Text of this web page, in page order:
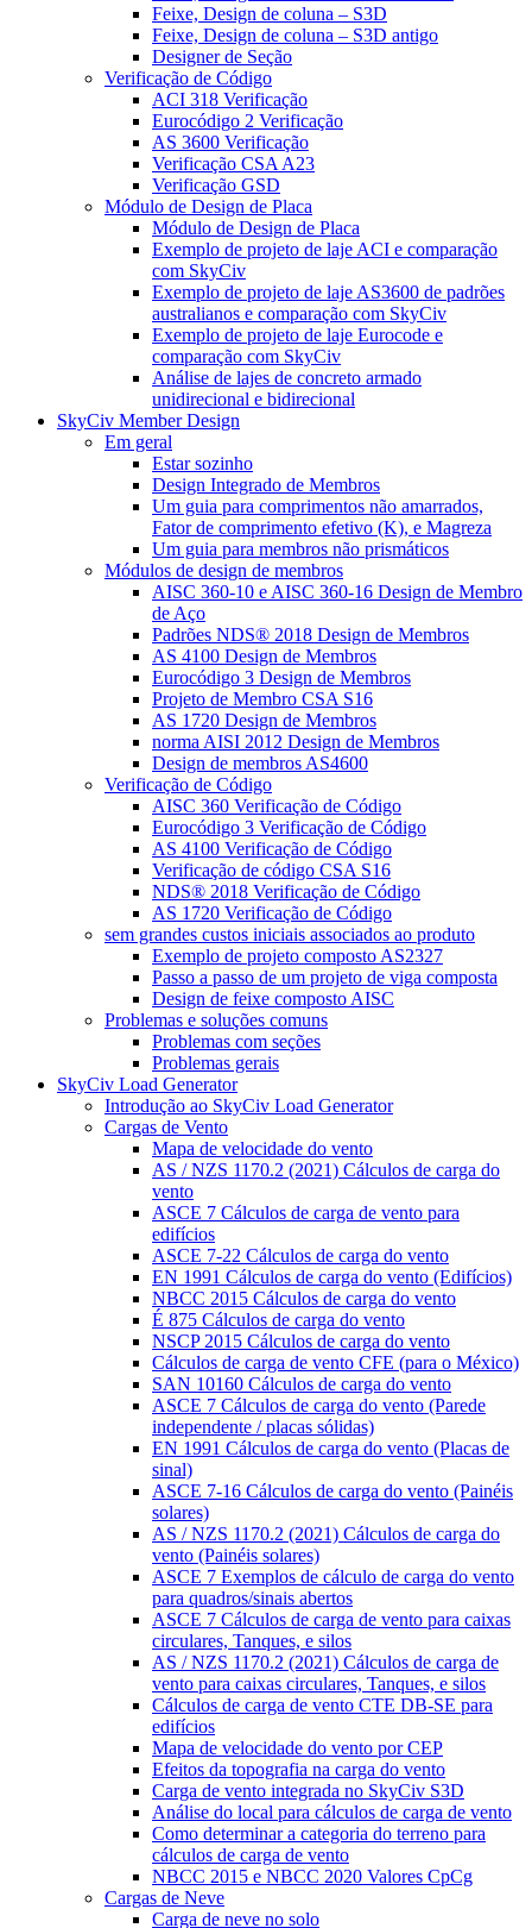
Feixe, Design de coluna – S3D
Feixe, Design de coluna – S3D antigo
Designer de Seção
Verificação de Código
ACI 318 Verificação
Eurocódigo 2 Verificação
AS 3600 Verificação
Verificação CSA A23
Verificação GSD
Módulo de Design de Placa
Módulo de Design de Placa
Exemplo de projeto de laje ACI e comparação
com SkyCiv
Exemplo de projeto de laje AS3600 de padrões
australianos e comparação com SkyCiv
Exemplo de projeto de laje Eurocode e
comparação com SkyCiv
Análise de lajes de concreto armado
unidirecional e bidirecional
SkyCiv Member Design
Em geral
Estar sozinho
Design Integrado de Membros
Um guia para comprimentos não amarrados,
Fator de comprimento efetivo (K), e Magreza
Um guia para membros não prismáticos
Módulos de design de membros
AISC 360-10 e AISC 360-16 Design de Membro
de Aço
Padrões NDS® 2018 Design de Membros
AS 4100 Design de Membros
Eurocódigo 3 Design de Membros
Projeto de Membro CSA S16
AS 1720 Design de Membros
norma AISI 2012 Design de Membros
Design de membros AS4600
Verificação de Código
AISC 360 Verificação de Código
Eurocódigo 3 Verificação de Código
AS 4100 Verificação de Código
Verificação de código CSA S16
NDS® 2018 Verificação de Código
AS 1720 Verificação de Código
sem grandes custos iniciais associados ao produto
Exemplo de projeto composto AS2327
Passo a passo de um projeto de viga composta
Design de feixe composto AISC
Problemas e soluções comuns
Problemas com seções
Problemas gerais
SkyCiv Load Generator
Introdução ao SkyCiv Load Generator
Cargas de Vento
Mapa de velocidade do vento
AS / NZS 1170.2 (2021) Cálculos de carga do
vento
ASCE 7 Cálculos de carga de vento para
edifícios
ASCE 7-22 Cálculos de carga do vento
EN 1991 Cálculos de carga do vento (Edifícios)
NBCC 2015 Cálculos de carga do vento
É 875 Cálculos de carga do vento
NSCP 2015 Cálculos de carga do vento
Cálculos de carga de vento CFE (para o México)
SAN 10160 Cálculos de carga do vento
ASCE 7 Cálculos de carga do vento (Parede
independente / placas sólidas)
EN 1991 Cálculos de carga do vento (Placas de
sinal)
ASCE 7-16 Cálculos de carga do vento (Painéis
solares)
AS / NZS 1170.2 (2021) Cálculos de carga do
vento (Painéis solares)
ASCE 7 Exemplos de cálculo de carga do vento
para quadros/sinais abertos
ASCE 7 Cálculos de carga de vento para caixas
circulares, Tanques, e silos
AS / NZS 1170.2 (2021) Cálculos de carga de
vento para caixas circulares, Tanques, e silos
Cálculos de carga de vento CTE DB-SE para
edifícios
Mapa de velocidade do vento por CEP
Efeitos da topografia na carga do vento
Carga de vento integrada no SkyCiv S3D
Análise do local para cálculos de carga de vento
Como determinar a categoria do terreno para
cálculos de carga de vento
NBCC 2015 e NBCC 2020 Valores CpCg
Cargas de Neve
Carga de neve no solo